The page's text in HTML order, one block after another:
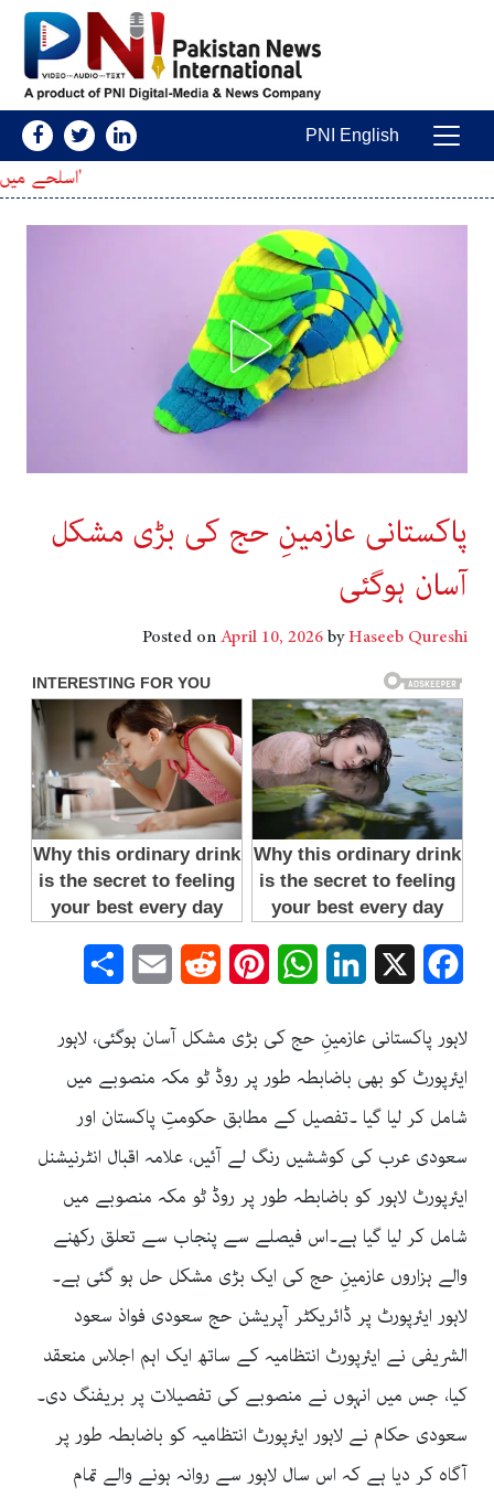
Main Navigation
PNI English
'اسلحے میں کمی کا خدشہ'؛
پاکستانی عازمینِ حج کی بڑی مشکل
آسان ہوگئی
Posted onApril 10, 2026byHaseeb Qureshi
Facebook
LinkedIn
WhatsApp
Pinterest
Reddit
Email
لاہور پاکستانی عازمینِ حج کی بڑی مشکل آسان ہوگئی، لاہور
ایئرپورٹ کو بھی باضابطہ طور پر روڈ ٹو مکہ منصوبے میں
شامل کر لیا گیا ۔تفصیل کے مطابق حکومتِ پاکستان اور
سعودی عرب کی کوششیں رنگ لے آئیں، علامہ اقبال انٹرنیشنل
ایئرپورٹ لاہور کو باضابطہ طور پر روڈ ٹو مکہ منصوبے میں
شامل کر لیا گیا ہے۔اس فیصلے سے پنجاب سے تعلق رکھنے
والے ہزاروں عازمینِ حج کی ایک بڑی مشکل حل ہو گئی ہے۔
لاہور ایئرپورٹ پر ڈائریکٹر آپریشن حج سعودی فواذ سعود
الشریفی نے ایئرپورٹ انتظامیہ کے ساتھ ایک اہم اجلاس منعقد
کیا، جس میں انہوں نے منصوبے کی تفصیلات پر بریفنگ دی۔
سعودی حکام نے لاہور ایئرپورٹ انتظامیہ کو باضابطہ طور پر
آگاہ کر دیا ہے کہ اس سال لاہور سے روانہ ہونے والے تمام